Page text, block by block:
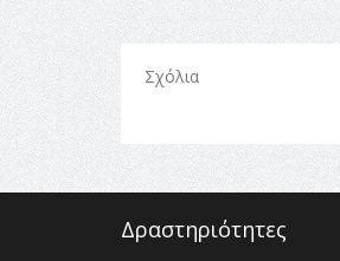
Σχόλια
Δραστηριότητες